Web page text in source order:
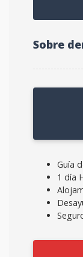
Sobre
Guía
1 día